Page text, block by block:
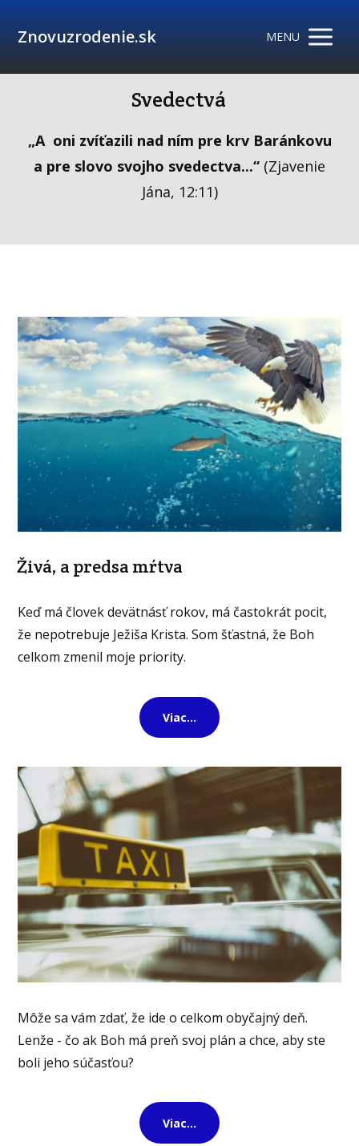
Znovuzrodenie.sk MENU
Svedectvá
„A oni zvíťazili nad ním pre krv Baránkovu
a pre slovo svojho svedectva...“ (Zjavenie
Jána, 12:11)
Živá, a predsa mŕtva
Keď má človek devätnásť rokov, má častokrát pocit,
že nepotrebuje Ježiša Krista. Som šťastná, že Boh
celkom zmenil moje priority.
Viac...
Môže sa vám zdať, že ide o celkom obyčajný deň.
Lenže - čo ak Boh má preň svoj plán a chce, aby ste
boli jeho súčasťou?
Viac...